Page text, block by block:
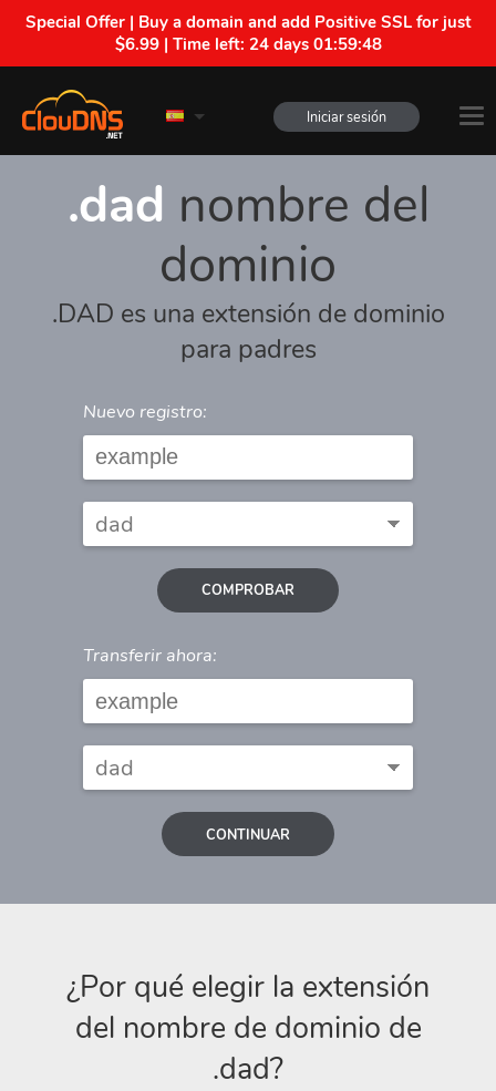
Special Offer | Buy a domain and add Positive SSL for just
$6.99 | Time left: 24 days 01:59:48
Iniciar sesión
.dad nombre del
dominio
.DAD es una extensión de dominio
para padres
Nuevo registro:
COMPROBAR
Transferir ahora:
CONTINUAR
¿Por qué elegir la extensión
del nombre de dominio de
.dad?